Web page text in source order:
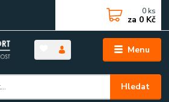
Menu
Hledat
0 ks
za 0 Kč